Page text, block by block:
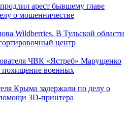
арест бывшему главе
о мошенничестве
Wildberries. В Тульской области
центр
ЧВК «Ястреб» Марущенко
похищение военных
Крыма задержали по делу о
3D‑принтера